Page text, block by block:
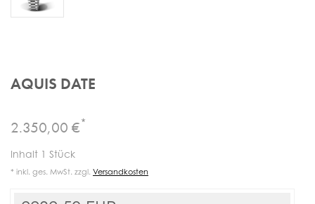
AQUIS DATE
2.350,00 €*
Inhalt 1 Stück
* inkl. ges. MwSt. zzgl. Versandkosten